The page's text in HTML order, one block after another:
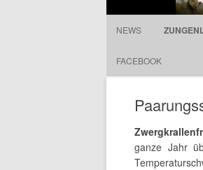
NEWS
FACEBOOK
ganze Jahr